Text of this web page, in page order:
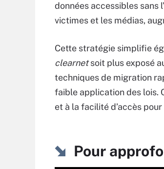
données accessibles sans
victimes et les médias,
Cette stratégie simplifie
clearnetsoit plus exposé
techniques de migration
faible application des lois.
et à la facilité d’accès
Pour